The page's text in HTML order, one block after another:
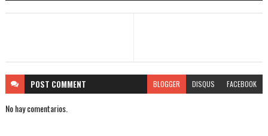
POST COMMENT BLOGGER DISQUS FACEBOOK
No hay comentarios.